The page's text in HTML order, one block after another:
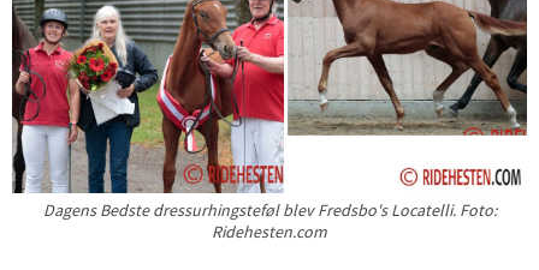
Dagens Bedste dressurhingsteføl blev Fredsbo's Locatelli. Foto:
Ridehesten.com